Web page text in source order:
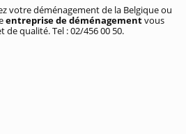
votre déménagement de la Belgique ou
entreprise de déménagementvous
qualité. Tel : 02/456 00 50.